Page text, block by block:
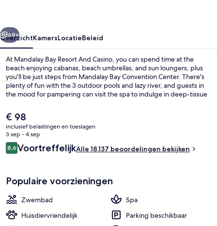
Volgende
69+
OverzichtKamersLocatieBeleid
At Mandalay Bay Resort And Casino, you can spend time at the
beach enjoying cabanas, beach umbrellas, and sun loungers, plus
you'll be just steps from Mandalay Bay Convention Center. There's
plenty of fun with the 3 outdoor pools and lazy river, and guests in
the mood for pampering can visit the spa to indulge in deep-tissue
restaurants, serves American cuisine and is open for dinner. Other
highlights at this luxurious resort include 11 bars/lounges, a casino,
and a poolside bar. Fellow travelers love the pool and comfortable
beds.
De
huidige
prijs
is
€ 98
€ 98
inclusief belastingen en toeslagen
3 sep - 4 sep
Beoordelingen
8,68,6 op 10 –
VoortreffelijkAlle 18.137 beoordelingen bekijken
Populaire voorzieningen
Zwembad
Spa
Huisdiervriendelijk
Parking beschikbaar